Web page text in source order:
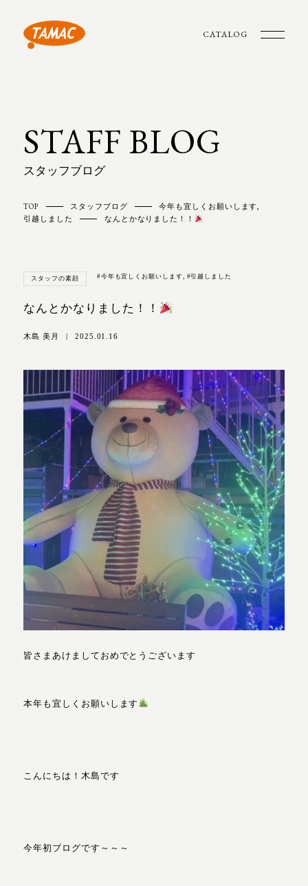
CATALOG
STAFF BLOG
スタッフブログ
TOP スタッフブログ 今年も宜しくお願いします,
引越しました
なんとかなりました！！
スタッフの素顔 #今年も宜しくお願いします, #引越しました
なんとかなりました！！
木島 美月 | 2025.01.16
皆さまあけましておめでとうございます
本年も宜しくお願いします
こんにちは！木島です
今年初ブログです～～～